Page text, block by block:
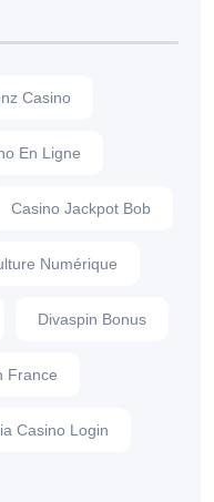
Casino
En Ligne
Casino Jackpot Bob
Numérique
Divaspin Bonus
France
Casino Login